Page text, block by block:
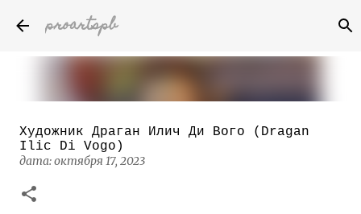
proartspb
Бумажные скульптуры канадского
художника Келвина Николса (Calvin
Nicholls)
Художник Драган Илич Ди Вого (Dragan
Ilic Di Vogo)
дата:октября 17, 2023